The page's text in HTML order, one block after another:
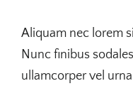
Aliquam nec lorem
Nunc finibus
ullamcorper vel